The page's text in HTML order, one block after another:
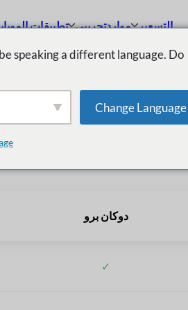
تطبيقات تجريبيموارد التسعير
دوكان برو
✓
speaking a different language. Do
Change Language